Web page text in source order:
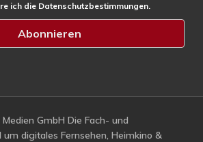
ich die Datenschutzbestimmungen.
GmbH Die Fach- und
digitales Fernsehen, Heimkino &